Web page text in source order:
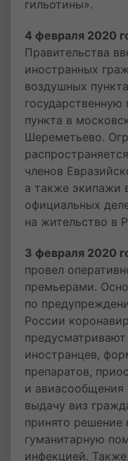
гильотины».
4 февраля 2020
Правительства
иностранных
воздушных
пункта в
Шереметьево.
членов
а также экипажи
официальных
на жительство в
3 февраля 2020
провел
премьерами.
по
России
иностранцев,
препаратов,
и авиасообщения
выдачу виз
принято решение
гуманитарную
инфекцией.